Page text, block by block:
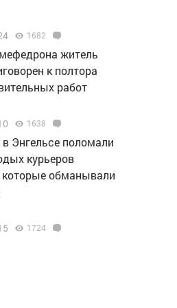
1682
житель
к полтора
работ
1638
Энгельсе поломали
курьеров
обманывали
1724
региона